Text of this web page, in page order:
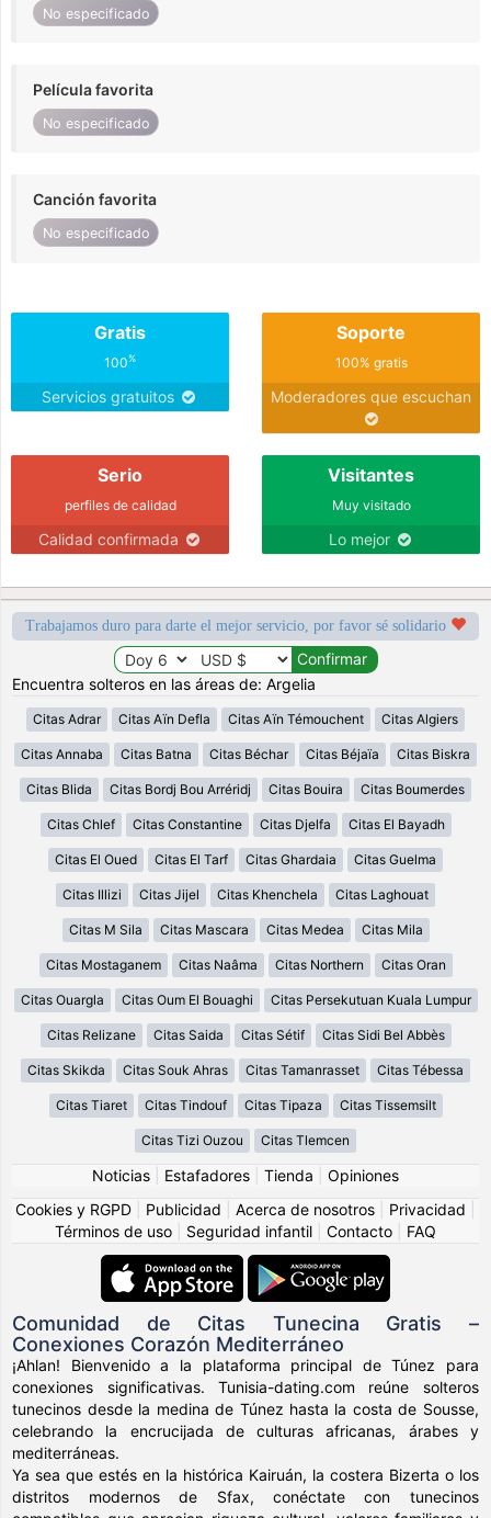
No especificado
Película favorita
No especificado
Canción favorita
No especificado
Gratis
100%
Servicios gratuitos
Soporte
100% gratis
Moderadores que escuchan
Serio
perfiles de calidad
Calidad confirmada
Visitantes
Muy visitado
Lo mejor
Trabajamos duro para darte el mejor servicio, por favor sé solidario
Encuentra solteros en las áreas de: Argelia
Citas Adrar Citas Aïn Defla Citas Aïn Témouchent Citas Algiers
Citas Annaba Citas Batna Citas Béchar Citas Béjaïa Citas Biskra
Citas Blida Citas Bordj Bou Arréridj Citas Bouira Citas Boumerdes
Citas Chlef Citas Constantine Citas Djelfa Citas El Bayadh
Citas El Oued Citas El Tarf Citas Ghardaia Citas Guelma
Citas Illizi Citas Jijel Citas Khenchela Citas Laghouat
Citas M Sila Citas Mascara Citas Medea Citas Mila
Citas Mostaganem Citas Naâma Citas Northern Citas Oran
Citas Ouargla Citas Oum El Bouaghi Citas Persekutuan Kuala Lumpur
Citas Relizane Citas Saida Citas Sétif Citas Sidi Bel Abbès
Citas Skikda Citas Souk Ahras Citas Tamanrasset Citas Tébessa
Citas Tiaret Citas Tindouf Citas Tipaza Citas Tissemsilt
Citas Tizi Ouzou Citas Tlemcen
Noticias Estafadores Tienda
Opiniones
Cookies y RGPD
Publicidad Acerca de nosotros Privacidad
Términos de uso
Seguridad infantil Contacto FAQ
Comunidad de Citas Tunecina Gratis –
Conexiones Corazón Mediterráneo
¡Ahlan! Bienvenido a la plataforma principal de Túnez para
conexiones significativas. Tunisia-dating.com reúne solteros
tunecinos desde la medina de Túnez hasta la costa de Sousse,
celebrando la encrucijada de culturas africanas, árabes y
mediterráneas.
Ya sea que estés en la histórica Kairuán, la costera Bizerta o los
distritos modernos de Sfax, conéctate con tunecinos